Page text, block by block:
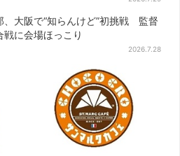
、大阪で“知らんけど”初挑戦 監督
戦に会場ほっこり
2026.7.28